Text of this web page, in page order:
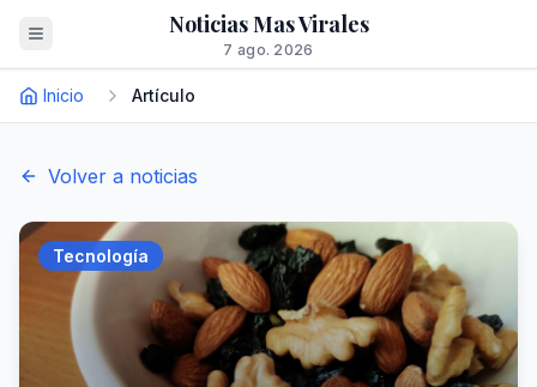
Noticias Mas Virales
7 ago. 2026
Inicio Artículo
Volver a noticias
Tecnología